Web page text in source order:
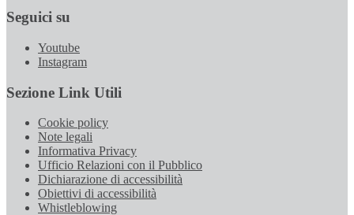
Seguici su
Youtube
Instagram
Sezione Link Utili
Cookie policy
Note legali
Informativa Privacy
Ufficio Relazioni con il Pubblico
Dichiarazione di accessibilità
Obiettivi di accessibilità
Whistleblowing